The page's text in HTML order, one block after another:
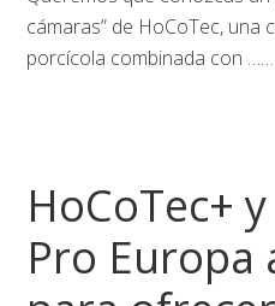
cámaras” de HoCoTec, una
porcícola combinada con ……
HoCoTec+
Pro Europa